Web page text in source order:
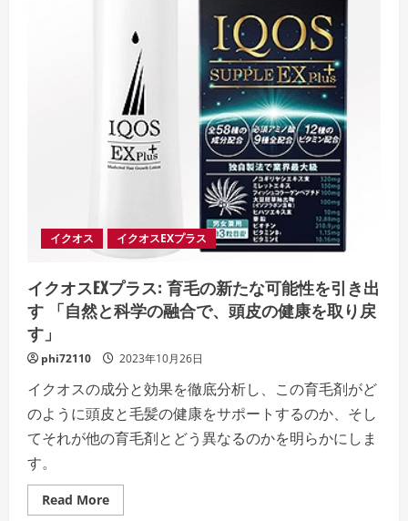
イクオス イクオスEXプラス
イクオスEXプラス: 育毛の新たな可能性を引き出
す 「自然と科学の融合で、頭皮の健康を取り戻
す」
phi72110 2023年10月26日
イクオスの成分と効果を徹底分析し、この育毛剤がど
のように頭皮と毛髪の健康をサポートするのか、そし
てそれが他の育毛剤とどう異なるのかを明らかにしま
す。
Read MoreRead
more